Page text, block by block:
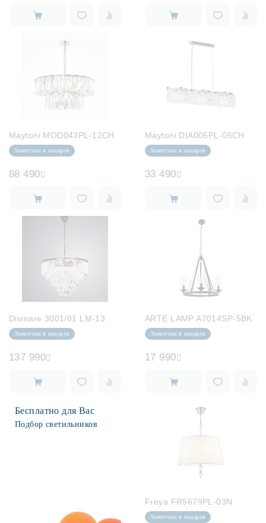
Maytoni MOD043PL-12CH
Лампочки в подарок
88 490
Maytoni DIA005PL-06CH
Лампочки в подарок
33 490
Divinare 3001/01 LM-13
Лампочки в подарок
137 990
ARTE LAMP A7014SP-5BK
Лампочки в подарок
17 990
Бесплатно для Вас
Подбор светильников
Freya FR5679PL-03N
Лампочки в подарок